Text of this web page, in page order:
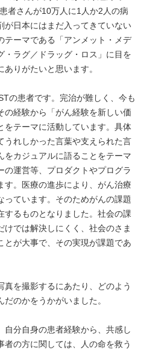
者さんが10万人に1人か2人の病
が日本にはまだ入ってきていない
テーマである「アンメット・メデ
・ラグ／ドラッグ・ロス」に目を
りがたいと思います。
の患者です。完治が難しく、今も
の経験から「がん経験を新しい価
をテーマに活動しています。具体
うれしかった言葉や支えられた言
をカジュアルに語ることをテーマ
の運営等、プロダクトやプログラ
す。医療の進歩により、がん治療
っています。そのためがんの課題
するものとなりました。社会の課
けでは解決しにくく、社会のさま
とが大事で、その実現が課題であ
を撮影するにあたり、どのよう
のかをうかがいました。
分自身の患者経験から、共感し
者の方に関しては、人の命を救う